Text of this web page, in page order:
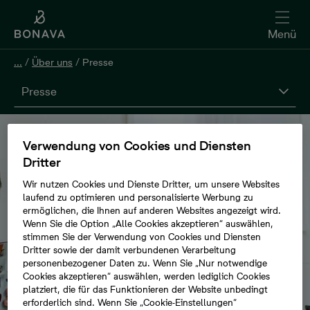
Menü
... / Über uns / Presse
Presse
Verwendung von Cookies und Diensten
Dritter
Wir nutzen Cookies und Dienste Dritter, um unsere Websites
laufend zu optimieren und personalisierte Werbung zu
ermöglichen, die Ihnen auf anderen Websites angezeigt wird.
Wenn Sie die Option „Alle Cookies akzeptieren“ auswählen,
stimmen Sie der Verwendung von Cookies und Diensten
Dritter sowie der damit verbundenen Verarbeitung
personenbezogener Daten zu. Wenn Sie „Nur notwendige
Cookies akzeptieren“ auswählen, werden lediglich Cookies
platziert, die für das Funktionieren der Website unbedingt
erforderlich sind. Wenn Sie „Cookie-Einstellungen“